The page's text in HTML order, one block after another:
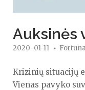
Auksinės
2020-01-11
Krizinių situacijų
Vienas pavyko